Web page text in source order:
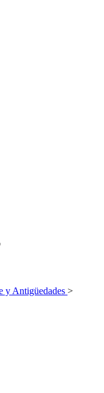
y Antigüedades >